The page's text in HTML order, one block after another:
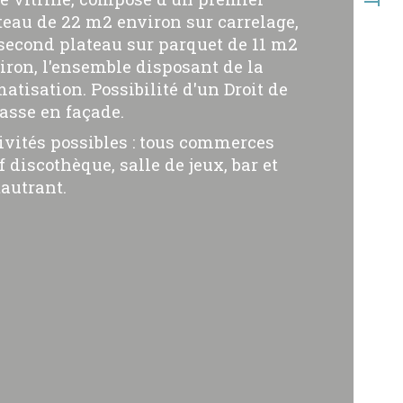
Valeurs
de transac
postal
habitable (m²)
(m²)
de 22 m2 environ sur carrelage,
plateau sur parquet de 11 m2
l'ensemble disposant de la
Possibilité d'un Droit de
en façade.
possibles : tous commerces
discothèque, salle de jeux, bar et